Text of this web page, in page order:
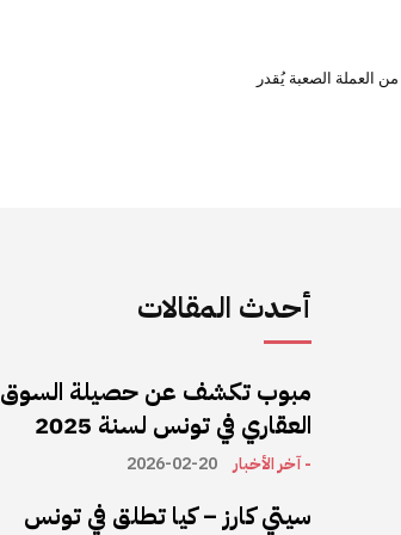
العملة الصعبة يُقدر
أحدث المقالات
مبوب تكشف عن حصيلة السوق
العقاري في تونس لسنة 2025
- آخر الأخبار 2026-02-20
سيتي كارز – كيا تطلق في تونس